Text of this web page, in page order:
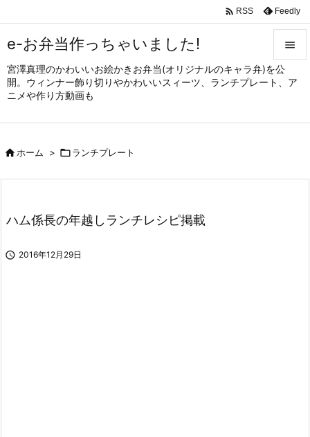
e-お弁当作っちゃいました!
宮澤真理のかわいいお絵かきお弁当(オリジナルのキャラ弁)を公
開。ウィンナー飾り切りやかわいいスィーツ、ランチプレート、ア
ニメや作り方動画も


メニュ
サイド

 RSS Feedly
ホーム > ランチプレート
ハム係長の年越しランチレシピ掲載
 2016年12月29日